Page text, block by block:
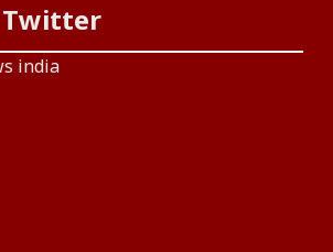
Twitter
india